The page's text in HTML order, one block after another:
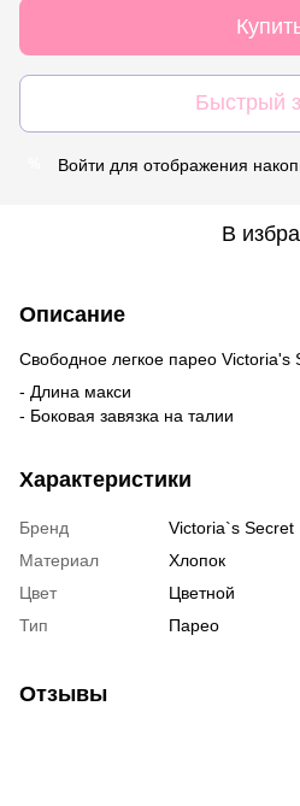
Быстрый
Войти для отображения
В
Описание
Свободное легкое парео Victoria's
- Длина макси
- Боковая завязка на талии
Характеристики
Бренд
Victoria`s Secret
Материал
Хлопок
Цвет
Цветной
Тип
Парео
Отзывы